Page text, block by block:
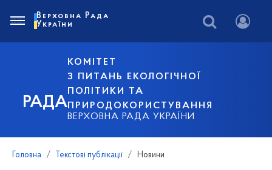
РАДА
КОМІТЕТ
З ПИТАНЬ ЕКОЛОГІЧНОЇ
ПОЛІТИКИ ТА
ПРИРОДОКОРИСТУВАННЯ
ВЕРХОВНА РАДА УКРАЇНИ
Верховна Рада
України
Головна Текстові публікації Новини